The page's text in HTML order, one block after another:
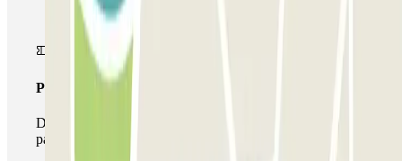
Pass illlimitato
Durante il tuo soggiorno potrai entrare e uscire dal
parcheggio tutte le volte che vorrai.